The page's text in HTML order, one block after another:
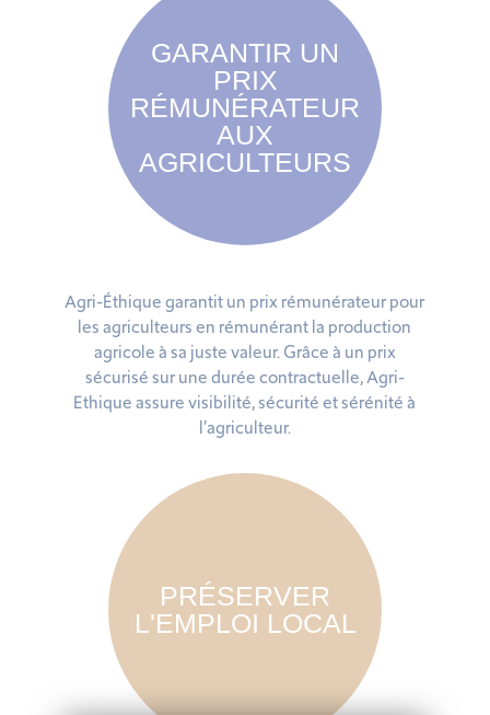
GARANTIR UN
PRIX
RÉMUNÉRATEUR
AUX
AGRICULTEURS
Agri-Éthique garantit un prix rémunérateur pour
les agriculteurs en rémunérant la production
agricole à sa juste valeur. Grâce à un prix
sécurisé sur une durée contractuelle, Agri-
Ethique assure visibilité, sécurité et sérénité à
l’agriculteur.
PRÉSERVER
L'EMPLOI LOCAL